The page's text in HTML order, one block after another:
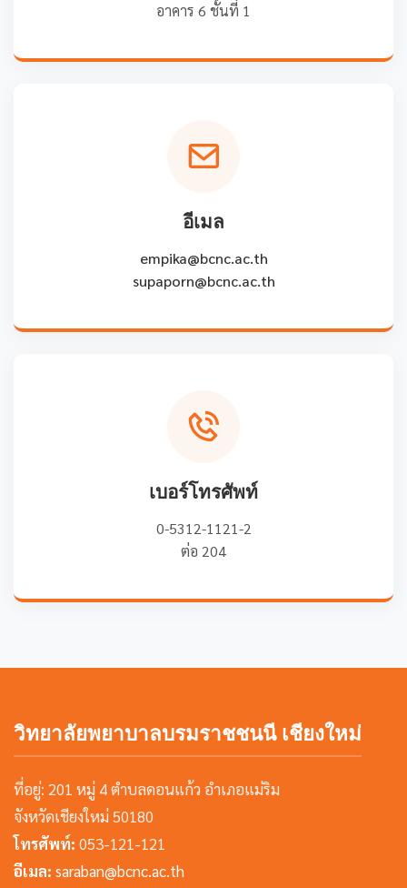
อาคาร 6 ชั้นที่ 1
อีเมล
empika@bcnc.ac.th
supaporn@bcnc.ac.th
เบอร์โทรศัพท์
0-5312-1121-2
ต่อ 204
วิทยาลัยพยาบาลบรมราชชนนี เชียงใหม่
ที่อยู่: 201 หมู่ 4 ตำบลดอนแก้ว อำเภอแม่ริม
จังหวัดเชียงใหม่ 50180
โทรศัพท์: 053-121-121
อีเมล: saraban@bcnc.ac.th